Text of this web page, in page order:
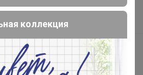
с 24-ok
для ваших изображений
коллекция